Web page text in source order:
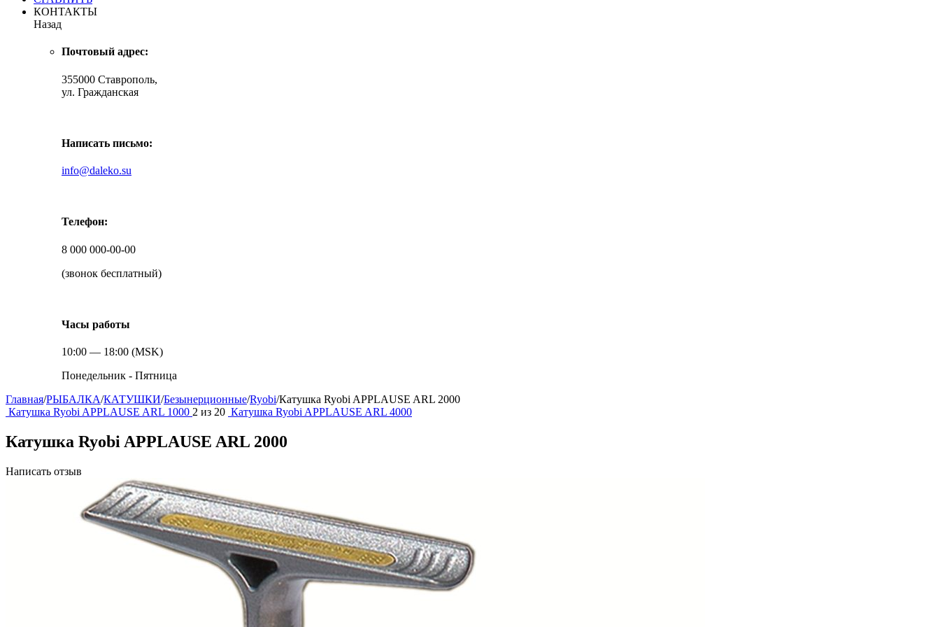
КОНТАКТЫ
Назад
Почтовый адрес:
355000 Ставрополь,
ул. Гражданская
Написать письмо:
info@daleko.su
Телефон:
8 000 000-00-00
(звонок бесплатный)
Часы работы
10:00 — 18:00 (MSK)
Понедельник - Пятница
Главная/РЫБАЛКА/КАТУШКИ/Безынерционные/Ryobi/Катушка Ryobi APPLAUSE ARL 2000
Катушка Ryobi APPLAUSE ARL 1000 2 из 20 Катушка Ryobi APPLAUSE ARL 4000
Катушка Ryobi APPLAUSE ARL 2000
Написать отзыв